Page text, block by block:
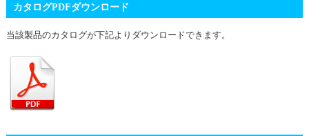
カタログPDFダウンロード
当該製品のカタログが下記よりダウンロードできます。